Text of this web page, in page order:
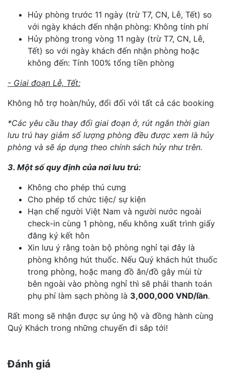
Hủy phòng trước 11 ngày (trừ T7, CN, Lễ, Tết) so
với ngày khách đến nhận phòng: Không tính phí
Hủy phòng trong vòng 11 ngày (trừ T7, CN, Lễ,
Tết) so với ngày khách đến nhận phòng hoặc
không đến: Tính 100% tổng tiền phòng
- Giai đoạn Lễ, Tết:
Không hỗ trợ hoàn/hủy, đổi đối với tất cả các booking
*Các yêu cầu thay đổi giai đoạn ở, rút ngắn thời gian
lưu trú hay giảm số lượng phòng đều được xem là hủy
phòng và sẽ áp dụng theo chính sách hủy như trên.
3. Một số quy định của nơi lưu trú:
Không cho phép thú cưng
Cho phép tổ chức tiệc/ sự kiện
Hạn chế người Việt Nam và người nước ngoài
check-in cùng 1 phòng, nếu không xuất trình giấy
đăng ký kết hôn
Xin lưu ý rằng toàn bộ phòng nghỉ tại đây là
phòng không hút thuốc. Nếu Quý khách hút thuốc
trong phòng, hoặc mang đồ ăn/đồ gây mùi từ
bên ngoài vào phòng nghỉ thì sẽ phải thanh toán
phụ phí làm sạch phòng là 3,000,000 VND/lần.
Rất mong sẽ nhận được sự ủng hộ và đồng hành cùng
Quý Khách trong những chuyến đi sắp tới!
Đánh giá